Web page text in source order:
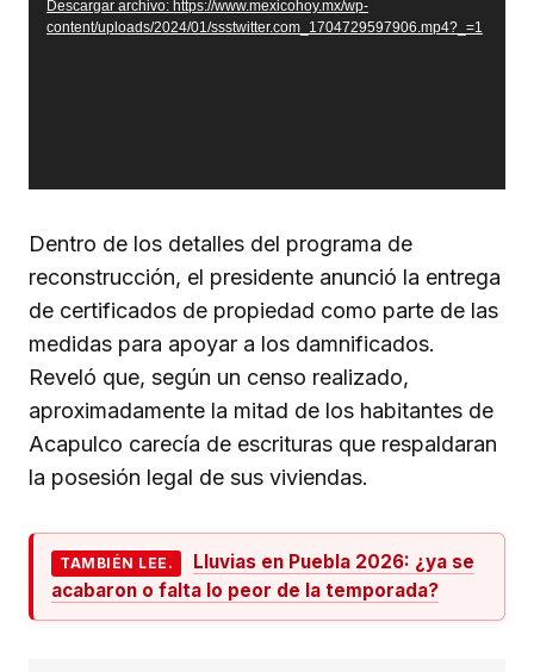
Descargar archivo: https://www.mexicohoy.mx/wp-
content/uploads/2024/01/ssstwitter.com_1704729597906.mp4?_=1
Dentro de los detalles del programa de
reconstrucción, el presidente anunció la entrega
de certificados de propiedad como parte de las
medidas para apoyar a los damnificados.
Reveló que, según un censo realizado,
aproximadamente la mitad de los habitantes de
Acapulco carecía de escrituras que respaldaran
la posesión legal de sus viviendas.
TAMBIÉN LEE.
Lluvias en Puebla 2026: ¿ya se
acabaron o falta lo peor de la temporada?